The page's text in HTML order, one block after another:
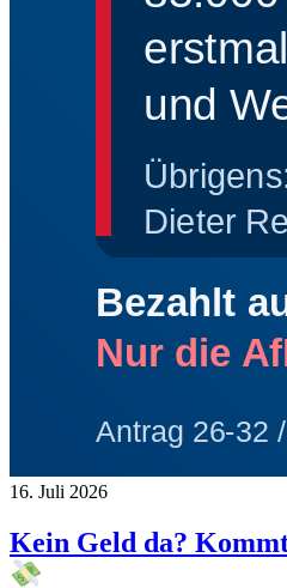
16. Juli 2026
Kein Geld da?